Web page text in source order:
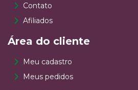
Contato
Afiliados
Área do cliente
Meu cadastro
Meus pedidos